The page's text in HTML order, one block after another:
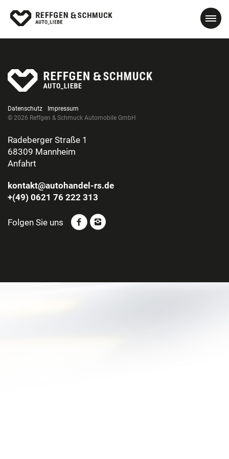
Datenschutz
Impressum
© 2026 Reffgen & Schmuck Automobile GmbH
Radeberger Straße 1
68309 Mannheim
Anfahrt
kontakt@autohandel-rs.de
+(49) 0621 76 222 313
Folgen Sie uns